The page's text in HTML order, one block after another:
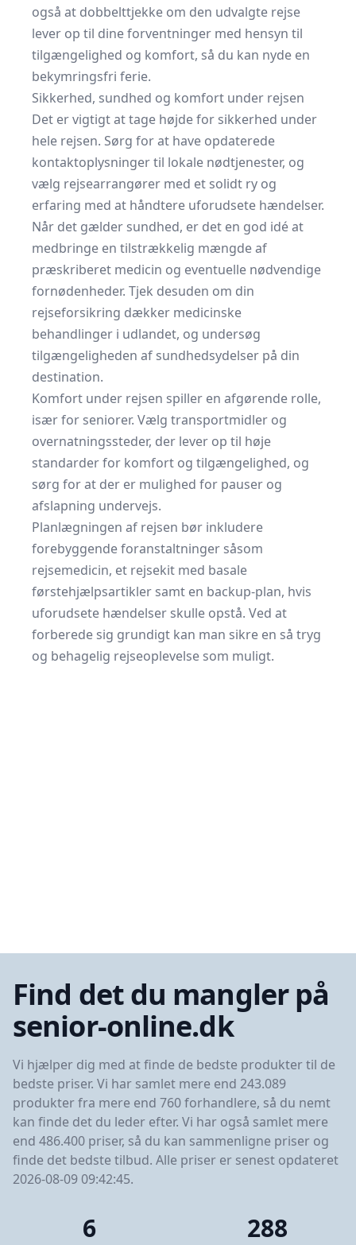
også at dobbelttjekke om den udvalgte rejse
lever op til dine forventninger med hensyn til
tilgængelighed og komfort, så du kan nyde en
bekymringsfri ferie.
Sikkerhed, sundhed og komfort under rejsen
Det er vigtigt at tage højde for sikkerhed under
hele rejsen. Sørg for at have opdaterede
kontaktoplysninger til lokale nødtjenester, og
vælg rejsearrangører med et solidt ry og
erfaring med at håndtere uforudsete hændelser.
Når det gælder sundhed, er det en god idé at
medbringe en tilstrækkelig mængde af
præskriberet medicin og eventuelle nødvendige
fornødenheder. Tjek desuden om din
rejseforsikring dækker medicinske
behandlinger i udlandet, og undersøg
tilgængeligheden af sundhedsydelser på din
destination.
Komfort under rejsen spiller en afgørende rolle,
især for seniorer. Vælg transportmidler og
overnatningssteder, der lever op til høje
standarder for komfort og tilgængelighed, og
sørg for at der er mulighed for pauser og
afslapning undervejs.
Planlægningen af rejsen bør inkludere
forebyggende foranstaltninger såsom
rejsemedicin, et rejsekit med basale
førstehjælpsartikler samt en backup-plan, hvis
uforudsete hændelser skulle opstå. Ved at
forberede sig grundigt kan man sikre en så tryg
og behagelig rejseoplevelse som muligt.
Find det du mangler på
senior-online.dk
Vi hjælper dig med at finde de bedste produkter til de
bedste priser. Vi har samlet mere end 243.089
produkter fra mere end 760 forhandlere, så du nemt
kan finde det du leder efter. Vi har også samlet mere
end 486.400 priser, så du kan sammenligne priser og
finde det bedste tilbud. Alle priser er senest opdateret
2026-08-09 09:42:45.
6 288